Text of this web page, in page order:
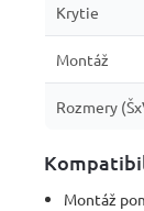
Krytie
Montáž
Rozmery
Montáž